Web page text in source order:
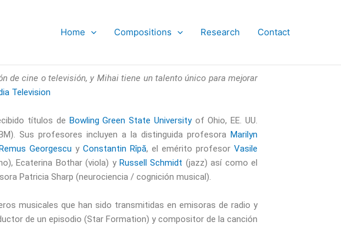
Home Compositions Research Contact
de cine o televisión, y Mihai tiene un talento único para mejorar
Television
títulos de Bowling Green State University of Ohio, EE. UU.
Sus profesores incluyen a la distinguida profesoraMarilyn
Georgescu yConstantin Rîpă, el emérito profesorVasile
Ecaterina Bothar (viola) y Russell Schmidt (jazz) así como el
Patricia Sharp (neurociencia / cognición musical).
musicales que han sido transmitidas en emisoras de radio y
de un episodio (Star Formation) y compositor de la canción